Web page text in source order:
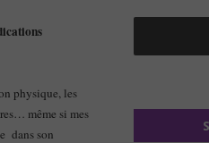
physique, les
même si mes
dans son